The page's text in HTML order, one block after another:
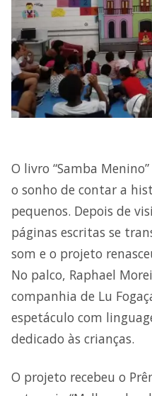
O livro “Samba
o sonho de contar a
pequenos. Depois de
páginas escritas se
som e o projeto
No palco, Raphael
companhia de Lu
espetáculo com
dedicado às crianças.
O projeto recebeu o